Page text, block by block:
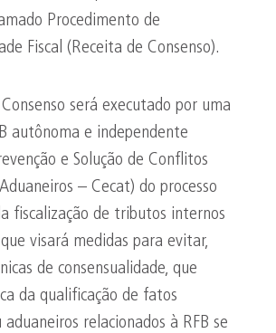
Procedimento de
Fiscal (Receita de Consenso).
será executado por uma
autônoma e independente
e Solução de Conflitos
– Cecat) do processo
fiscalização de tributos internos
visará medidas para evitar,
de consensualidade, que
da qualificação de fatos
relacionados à RFB se